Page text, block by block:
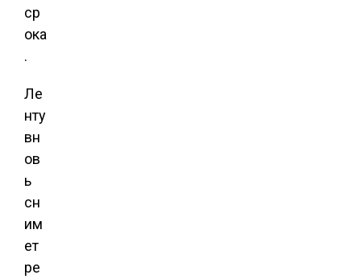
ср
ока
.
Ле
нту
вн
ов
ь
сн
им
ет
ре